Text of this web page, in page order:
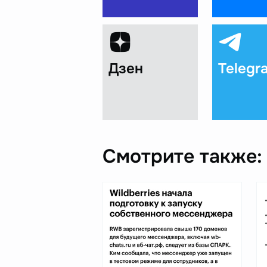
Дзен
Смотрите также: